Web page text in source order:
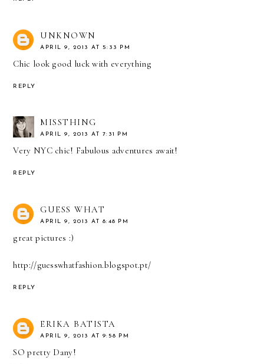
UNKNOWN
APRIL 9, 2013 AT 5:33 PM
Chic look good luck with everything
REPLY
MISSTHING
APRIL 9, 2013 AT 7:31 PM
Very NYC chic! Fabulous adventures await!
REPLY
GUESS WHAT
APRIL 9, 2013 AT 8:48 PM
great pictures :)
http://guesswhatfashion.blogspot.pt/
REPLY
ERIKA BATISTA
APRIL 9, 2013 AT 9:58 PM
SO pretty Dany!